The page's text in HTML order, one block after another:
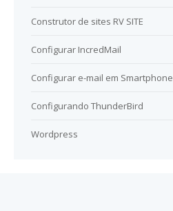
Construtor de sites RV SITE
Configurar IncredMail
Configurar e-mail em Smartphone
Configurando ThunderBird
Wordpress